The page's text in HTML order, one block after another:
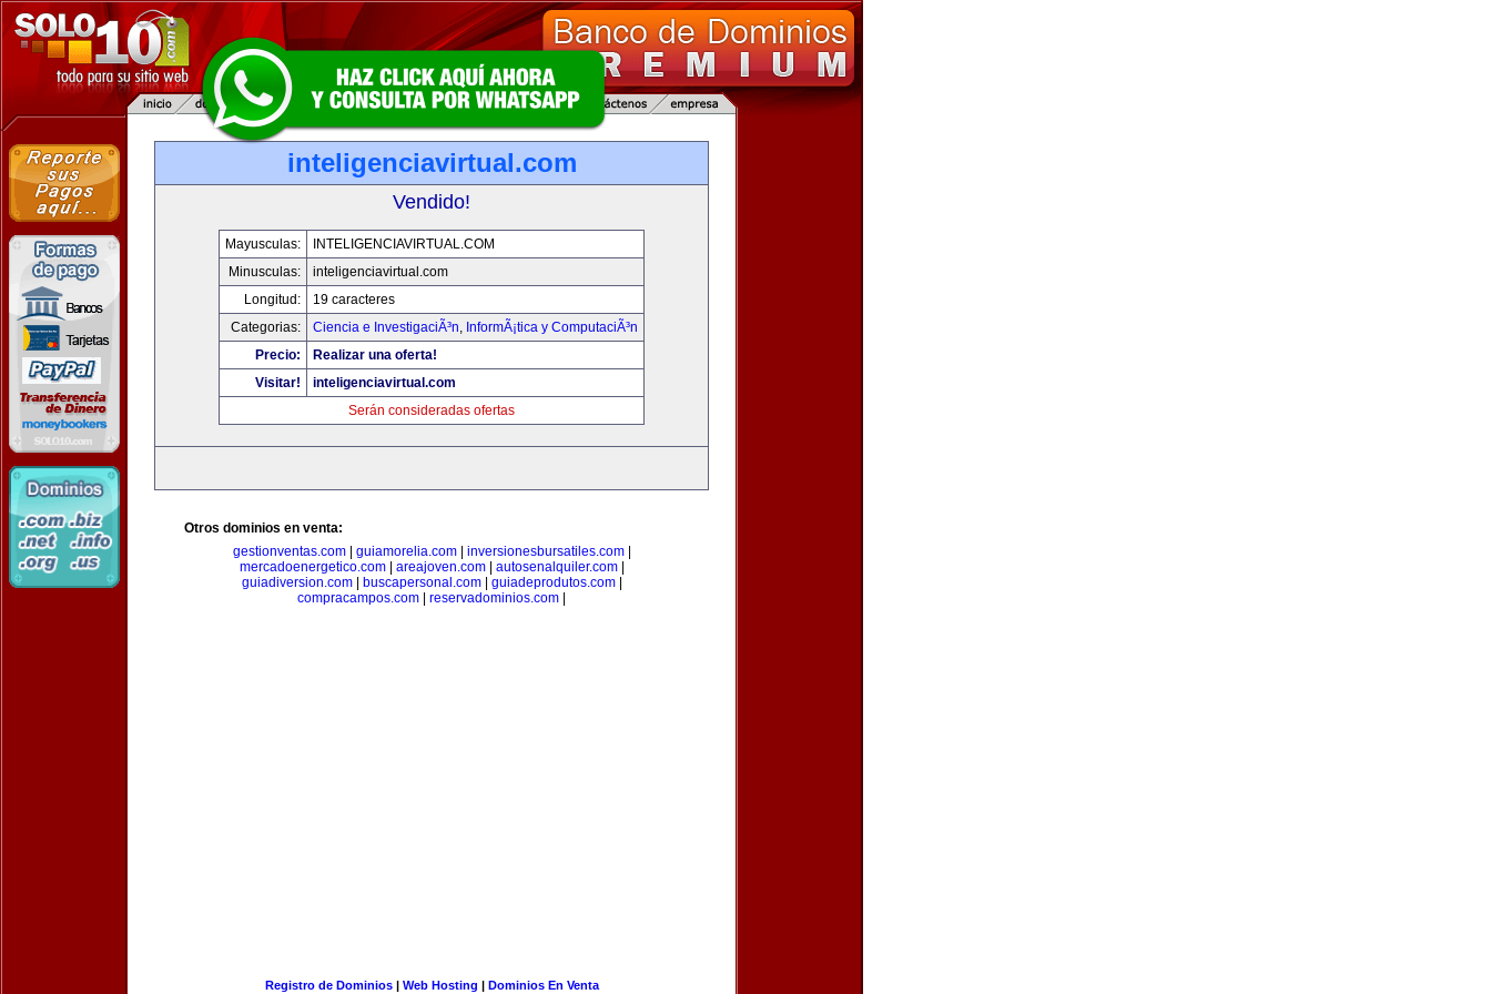
inteligenciavirtual.com
Vendido!
Mayusculas:
INTELIGENCIAVIRTUAL.COM
Minusculas:
inteligenciavirtual.com
Longitud:
19 caracteres
Categorias:
Ciencia e InvestigaciÃ³n, InformÃ¡tica y ComputaciÃ³n
Precio:
Realizar una oferta!
Visitar!
inteligenciavirtual.com
Serán consideradas ofertas
Otros dominios en venta:
gestionventas.com| guiamorelia.com| inversionesbursatiles.com|
mercadoenergetico.com| areajoven.com| autosenalquiler.com|
guiadiversion.com| buscapersonal.com| guiadeprodutos.com|
compracampos.com
reservadominios.com
Registro de Dominios| Web Hosting | Dominios En Venta